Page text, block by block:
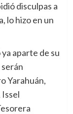
disculpas a
lo hizo en un
aparte de su
Yarahuán,